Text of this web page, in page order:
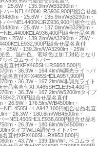
25.6W・135.9lm/WB3290lm・
バーNEL4400K□RS936,900円組合せ品
・25.6W・135.9lm/WB3290lm・
バーNEL4400K□RZ936,900円組合せ品
・25.4W・137.0lm/WB3290lm・
NEL4400K□LA936,400円組合せ品名直
・25W・139.2lm/WA3290lm・25W・
円組合せ品名直付
25W・139.2lm/WA3290lm・25W・
色、温白色、電球色は加工対応となり
リベコムライトバー
名直付XFX465SH□RS958,500円
・36.9W・164.4lm/W調光ライトバ
名直付XFX465SH□LA957,900円
・36.3W・167.2lm/W非調光ライト
品名直付XFX465SH□LE954,400円
・36.3W・167.2lm/W5200lmタイプ
円組合せ品名直付
26.9W・176.5lm/WB4500lm・
NEL4505H□LA942,100円組合せ品名直
・26.3W・180.6lm/WB4500lm・
ーNEL4505H□LE938,600円組合せ品名
・26.3W・180.6lm/WB4500lm・
タイプWiLIA調光ライトバー
直付XFX460SL□RX953,800円
・43.7W・139.1lm/Wリベコムライ